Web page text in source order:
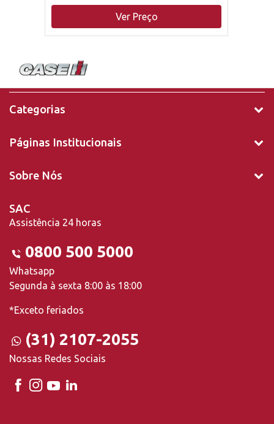
Ver Preço
Categorias
Páginas Institucionais
Sobre Nós
SAC
Assistência 24 horas
0800 500 5000
Whatsapp
Segunda à sexta 8:00 às 18:00
*Exceto feriados
(31) 2107-2055
Nossas Redes Sociais